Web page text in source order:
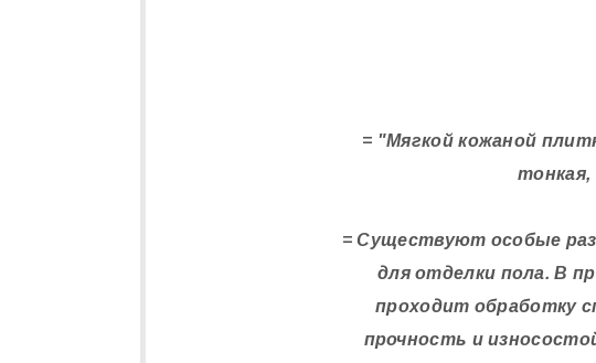
= "Мягкой кожаной
тонкая,
= Существуют особые
для отделки пола. В
проходит обработку
прочность и